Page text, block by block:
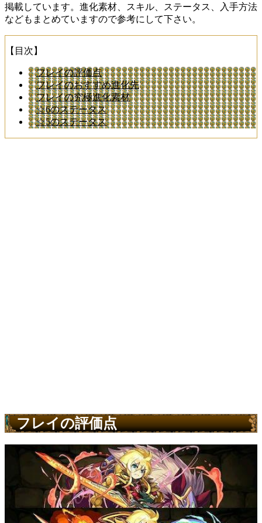
掲載しています。進化素材、スキル、ステータス、入手方法
などもまとめていますので参考にして下さい。
【目次】
フレイの評価点
フレイのおすすめ進化先
フレイの究極進化素材
☆6のステータス
☆5のステータス
フレイの評価点